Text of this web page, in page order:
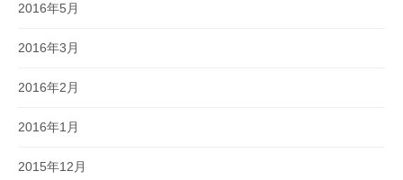
2016年5月
2016年3月
2016年2月
2016年1月
2015年12月